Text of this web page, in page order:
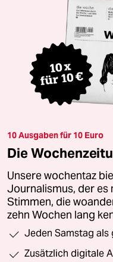
10 Ausgaben für 10 Euro
Die
Unsere wochentaz
Journalismus, der es
Stimmen, die
zehn Wochen lang
Jeden Samstag als
Zusätzlich digitale